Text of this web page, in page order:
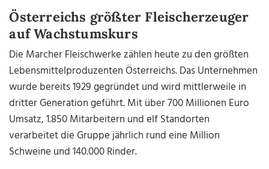
Österreichs größter Fleischerzeuger
auf Wachstumskurs
Die Marcher Fleischwerke zählen heute zu den größten
Lebensmittelproduzenten Österreichs. Das Unternehmen
wurde bereits 1929 gegründet und wird mittlerweile in
dritter Generation geführt. Mit über 700 Millionen Euro
Umsatz, 1.850 Mitarbeitern und elf Standorten
verarbeitet die Gruppe jährlich rund eine Million
Schweine und 140.000 Rinder.